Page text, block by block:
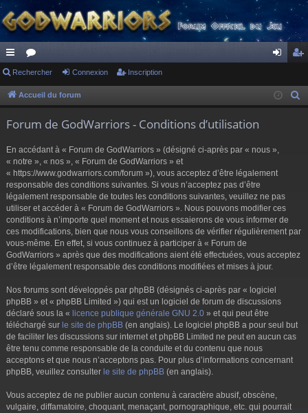
ac
co
s
or
u ne cri
Rechercher Connexion Inscription
Accueil du forum
Forum de GodWarriors - Conditions d’utilisation
En accédant à « Forum de GodWarriors » (désigné ci-après par « nous »,
« notre », « nos », « Forum de GodWarriors » et
« https://www.godwarriors.com/forum »), vous acceptez d’être légalement
responsable des conditions suivantes. Si vous n’acceptez pas d’être
légalement responsable de toutes les conditions suivantes, veuillez ne pas
utiliser et accéder à « Forum de GodWarriors ». Nous pouvons modifier ces
conditions à n’importe quel moment et nous essaierons de vous informer de
ces modifications, bien que nous vous conseillons de vérifier régulièrement par
vous-même. En effet, si vous continuez à participer à « Forum de
GodWarriors » après que des modifications aient été effectuées, vous acceptez
d’être légalement responsable des conditions modifiées et mises à jour.
Nos forums sont développés par phpBB (désignés ci-après par « logiciel
phpBB » et « phpBB Limited ») qui est un logiciel de forum de discussions
déclaré sous la « licence publique générale GNU 2.0 » et qui peut être
téléchargé sur le site de phpBB (en anglais). Le logiciel phpBB a pour seul but
de faciliter les discussions sur internet et phpBB Limited ne peut en aucun cas
être tenu comme responsable de la conduite et du contenu que nous
acceptons et que nous n’acceptons pas. Pour plus d’informations concernant
phpBB, veuillez consulter le site de phpBB (en anglais).
Vous acceptez de ne publier aucun contenu à caractère abusif, obscène,
vulgaire, diffamatoire, choquant, menaçant, pornographique, etc. qui pourrait